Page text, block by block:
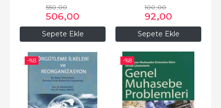
Sepete Ekle
Kitaplar
550,00
506,00
Sepete Ekle
Kitaplar
100,00
92,00
-%8 -%8